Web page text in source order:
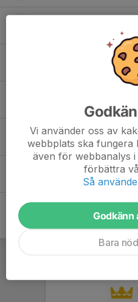
Sara Scott
Vi använder oss av
webbplats ska fungera
även för webbanalys
förbättra
Så
Godkänn
Bara